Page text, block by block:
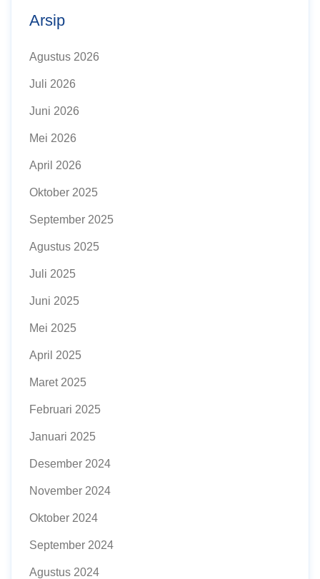
Arsip
Agustus 2026
Juli 2026
Juni 2026
Mei 2026
April 2026
Oktober 2025
September 2025
Agustus 2025
Juli 2025
Juni 2025
Mei 2025
April 2025
Maret 2025
Februari 2025
Januari 2025
Desember 2024
November 2024
Oktober 2024
September 2024
Agustus 2024